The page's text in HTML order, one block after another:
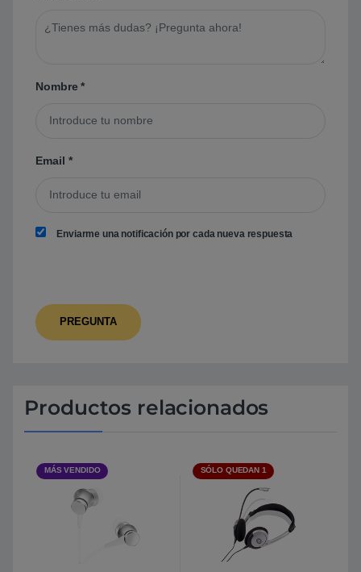
Nombre*
Email *
Enviarme una notificación por cada nueva respuesta
Productos relacionados
MÁS VENDIDO SÓLO QUEDAN 1